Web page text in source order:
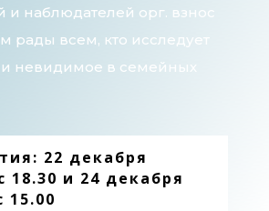
и наблюдателей орг. взнос
рады всем, кто исследует
невидимое в семейных
22 декабря
18.30 и 24 декабря
15.00